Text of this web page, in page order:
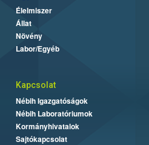
Élelmiszer
Állat
Növény
Labor/Egyéb
Kapcsolat
Nébih Igazgatóságok
Nébih Laboratóriumok
Kormányhivatalok
Sajtókapcsolat